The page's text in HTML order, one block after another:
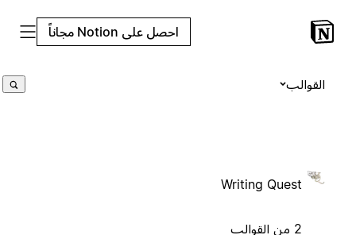
احصل على Notion مجاناً
القوالب
Writing Quest